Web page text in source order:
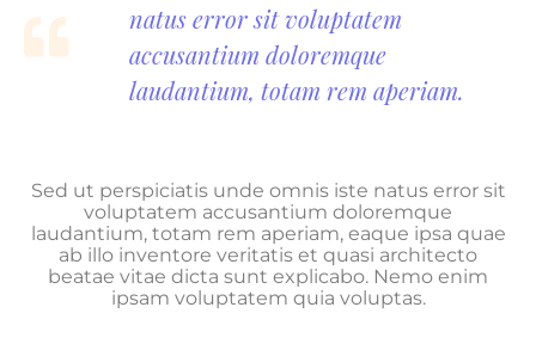
natus error sit voluptatem
accusantium doloremque
laudantium, totam rem aperiam.
Sed ut perspiciatis unde omnis iste natus error sit
voluptatem accusantium doloremque
laudantium, totam rem aperiam, eaque ipsa quae
ab illo inventore veritatis et quasi architecto
beatae vitae dicta sunt explicabo. Nemo enim
ipsam voluptatem quia voluptas.